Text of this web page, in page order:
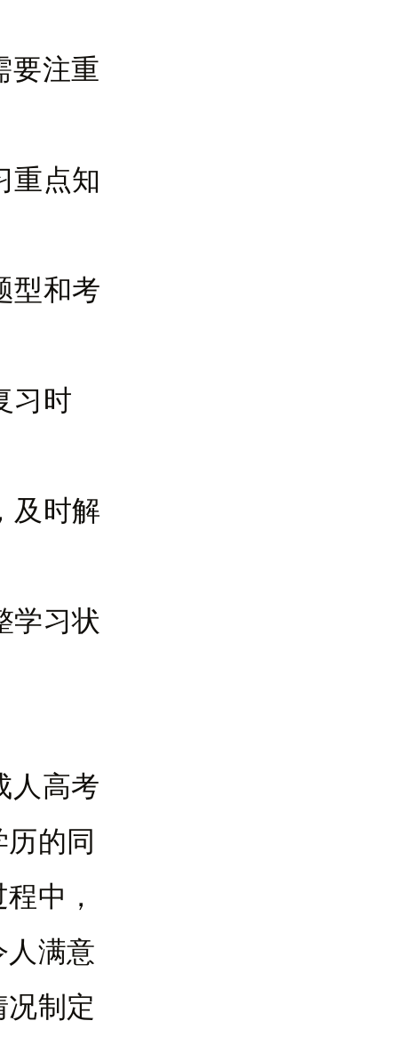
要注重
重点知
型和考
习时
及时解
学习状
人高考
的同
中，
满意
制定